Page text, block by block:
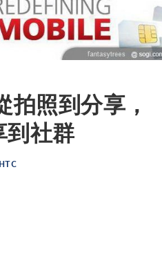
拍照到分享，
到社群
HTC